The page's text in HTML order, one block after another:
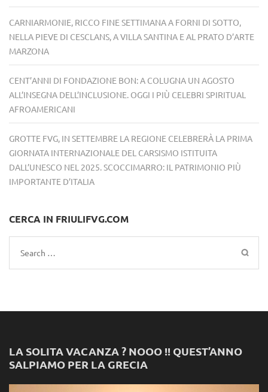
CARNIARMONIE, RICCO FINE SETTIMANA A FORNI DI SOTTO,
NELLA PIEVE DI CESCLANS, A VILLA SANTINA E AL PRATO D’ARTE
MARZONA
CENT’ANNI DI FONDAZIONE BON: A COLUGNA UN AGOSTO
ALL’INSEGNA DELL’INCLUSIONE. OGGI I PIÙ CELEBRI SPIRITUAL
AFROAMERICANI
GROTTE FVG, IN SETTEMBRE LA REGIONE CELEBRERÀ LA PRIMA
GIORNATA INTERNAZIONALE DEL CARSISMO ISTITUITA
DALL’UNESCO NEL 2025. SCOCCIMARRO: IL PATRIMONIO PIÙ
IMPORTANTE D’ITALIA
CERCA IN FRIULIFVG.COM
Search
for:
LA SOLITA VACANZA ? NOOO !! QUEST’ANNO
SALPIAMO PER LA GRECIA